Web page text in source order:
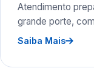
Atendimento
grande porte,
Saiba Mais